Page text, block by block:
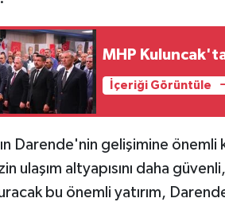
MHP
İçeriği Görüntüle
Darende'nin gelişimine
ulaşım altyapısını daha
bu önemli yatırım,